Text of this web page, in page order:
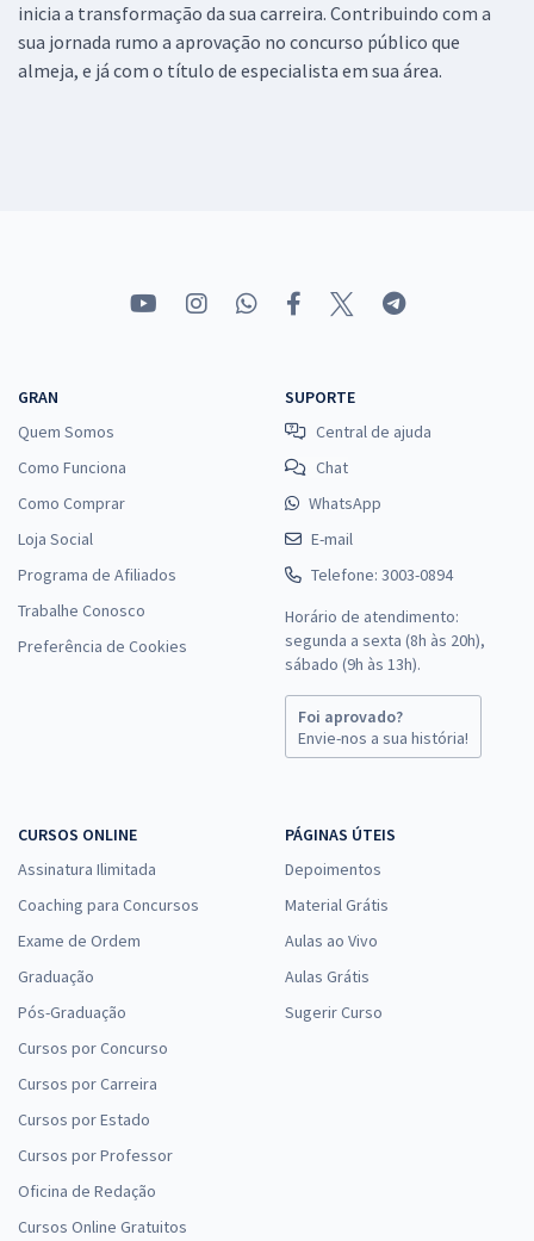
inicia a transformação da sua carreira. Contribuindo com a
sua jornada rumo a aprovação no concurso público que
almeja, e já com o título de especialista em sua área.
GRAN
Quem Somos
Como Funciona
Como Comprar
Loja Social
Programa de Afiliados
Trabalhe Conosco
Preferência de Cookies
SUPORTE
Central de ajuda
Chat
WhatsApp
E-mail
Telefone: 3003-0894
Horário de atendimento:
segunda a sexta (8h às 20h),
sábado (9h às 13h).
Foi aprovado?
Envie-nos a sua história!
CURSOS ONLINE
Assinatura Ilimitada
Coaching para Concursos
Exame de Ordem
Graduação
Pós-Graduação
Cursos por Concurso
Cursos por Carreira
Cursos por Estado
Cursos por Professor
Oficina de Redação
Cursos Online Gratuitos
PÁGINAS ÚTEIS
Depoimentos
Material Grátis
Aulas ao Vivo
Aulas Grátis
Sugerir Curso